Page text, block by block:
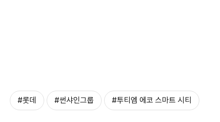
#롯데 #썬샤인그룹 #투티엠 에코 스마트 시티